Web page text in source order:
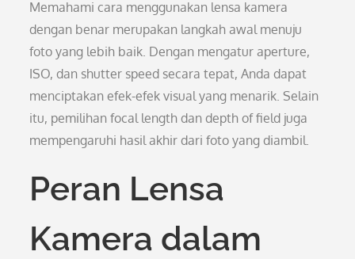
Memahami cara menggunakan lensa kamera
dengan benar merupakan langkah awal menuju
foto yang lebih baik. Dengan mengatur aperture,
ISO, dan shutter speed secara tepat, Anda dapat
menciptakan efek-efek visual yang menarik. Selain
itu, pemilihan focal length dan depth of field juga
mempengaruhi hasil akhir dari foto yang diambil.
Peran Lensa
Kamera dalam